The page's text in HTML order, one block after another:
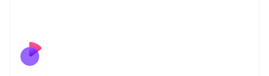
English
Luxemburgo